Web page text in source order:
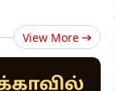
View More